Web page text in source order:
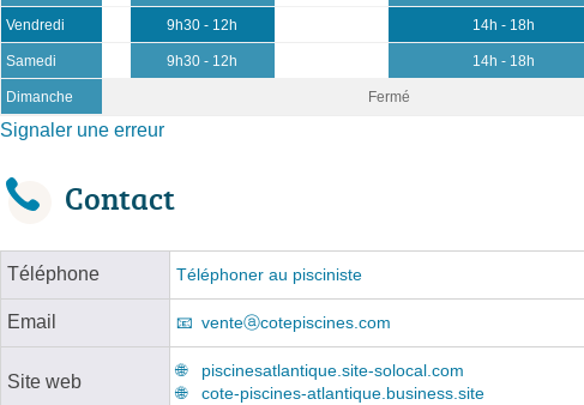
Vendredi 9h30 - 12h 14h - 18h
Samedi 9h30 - 12h 14h - 18h
Dimanche Fermé
Signaler une erreur
Contact
Téléphone Téléphoner au pisciniste
Email venteⓐcotepiscines.com
Site web
piscinesatlantique.site-solocal.com
cote-piscines-atlantique.business.site